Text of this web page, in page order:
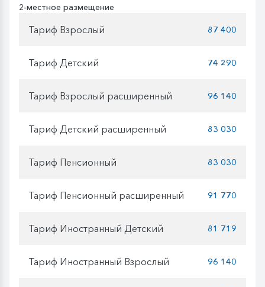
2-местное размещение
Тариф Взрослый 87 400
Тариф Детский 74 290
Тариф Взрослый расширенный 96 140
Тариф Детский расширенный 83 030
Тариф Пенсионный 83 030
Тариф Пенсионный расширенный 91 770
Тариф Иностранный Детский 81 719
Тариф Иностранный Взрослый 96 140